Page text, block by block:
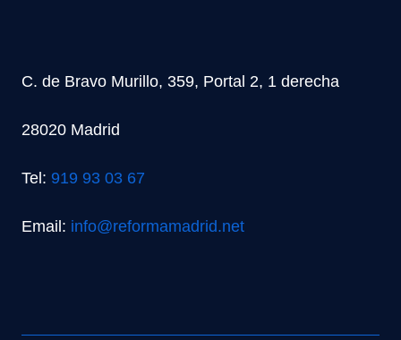
C. de Bravo Murillo, 359, Portal 2, 1 derecha
28020 Madrid
Tel: 919 93 03 67
Email: info@reformamadrid.net